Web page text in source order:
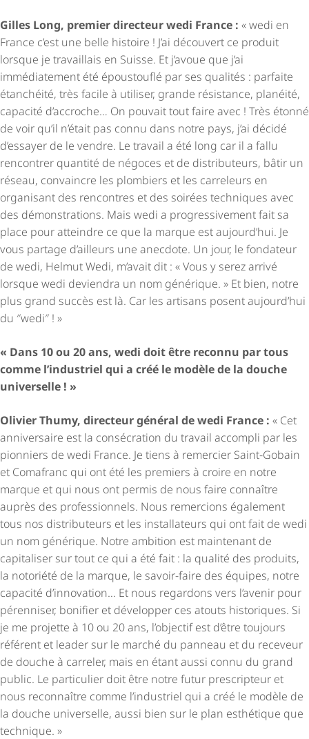
Gilles Long, premier directeur wedi France : « wedi en
France c’est une belle histoire ! J’ai découvert ce produit
lorsque je travaillais en Suisse. Et j’avoue que j’ai
immédiatement été époustouflé par ses qualités : parfaite
étanchéité, très facile à utiliser, grande résistance, planéité,
capacité d’accroche… On pouvait tout faire avec ! Très étonné
de voir qu’il n’était pas connu dans notre pays, j’ai décidé
d’essayer de le vendre. Le travail a été long car il a fallu
rencontrer quantité de négoces et de distributeurs, bâtir un
réseau, convaincre les plombiers et les carreleurs en
organisant des rencontres et des soirées techniques avec
des démonstrations. Mais wedi a progres­si­ve­ment fait sa
place pour atteindre ce que la marque est aujourd’hui. Je
vous partage d’ailleurs une anecdote. Un jour, le fondateur
de wedi, Helmut Wedi, m’avait dit : « Vous y serez arrivé
lorsque wedi deviendra un nom générique. » Et bien, notre
plus grand succès est là. Car les artisans posent aujourd’hui
du ″wedi″ ! »
« Dans 10 ou 20 ans, wedi doit être reconnu par tous
comme l’industriel qui a créé le modèle de la douche
universelle ! »
Olivier Thumy, directeur général de wedi France : « Cet
anniversaire est la consécration du travail accompli par les
pionniers de wedi France. Je tiens à remercier Saint-Gobain
et Comafranc qui ont été les premiers à croire en notre
marque et qui nous ont permis de nous faire connaître
auprès des professionnels. Nous remercions également
tous nos distributeurs et les installateurs qui ont fait de wedi
un nom générique. Notre ambition est maintenant de
capitaliser sur tout ce qui a été fait : la qualité des produits,
la notoriété de la marque, le savoir-faire des équipes, notre
capacité d’innovation… Et nous regardons vers l’avenir pour
pérenniser, bonifier et développer ces atouts historiques. Si
je me projette à 10 ou 20 ans, l’objectif est d’être toujours
référent et leader sur le marché du panneau et du receveur
de douche à carreler, mais en étant aussi connu du grand
public. Le particulier doit être notre futur prescripteur et
nous reconnaître comme l’industriel qui a créé le modèle de
la douche universelle, aussi bien sur le plan esthétique que
technique. »